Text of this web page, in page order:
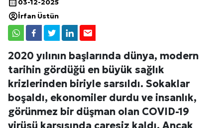
03-12-2025
İrfan Üstün
2020 yılının başlarında dünya, modern
tarihin gördüğü en büyük sağlık
krizlerinden biriyle sarsıldı. Sokaklar
boşaldı, ekonomiler durdu ve insanlık,
görünmez bir düşman olan COVID-19